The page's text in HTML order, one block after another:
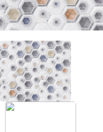
О нас
Контакты
+38 (097) 151 87 57